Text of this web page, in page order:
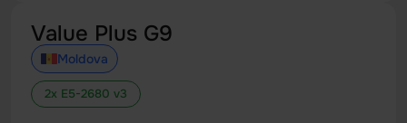
Value Plus G9
Moldova
2x E5-2680 v3